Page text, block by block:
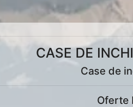
CASE DE
Case de
Oferte